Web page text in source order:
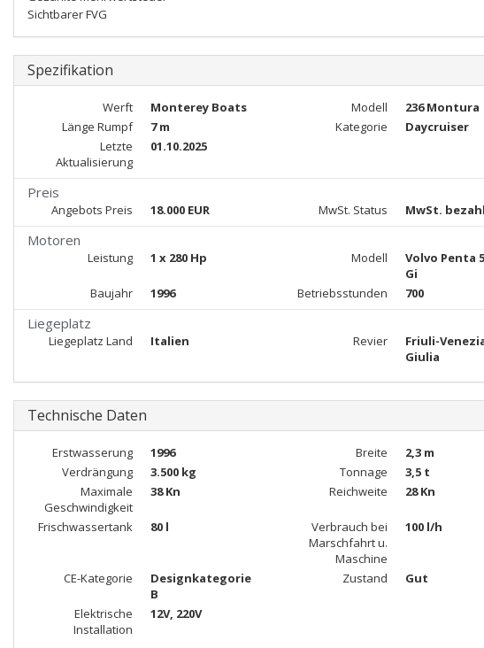
Sichtbarer FVG
Spezifikation
Werft Monterey Boats Modell 236 Montura
Länge Rumpf
7 m Kategorie Daycruiser
Letzte
Aktualisierung
01.10.2025
Preis
Angebots Preis 18.000 EUR MwSt. Status MwSt.
Motoren
Leistung 1 x 280 Hp Modell
Volvo Penta
Gi
Baujahr 1996 Betriebsstunden 700
Liegeplatz
Liegeplatz Land Italien Revier
Friuli-
Giulia
Technische Daten
Erstwasserung 1996 Breite 2,3 m
Verdrängung
3.500 kg Tonnage 3,5 t
Maximale
Geschwindigkeit
38 Kn Reichweite 28 Kn
Frischwassertank 80 l
Verbrauch bei
Marschfahrt u.
Maschine
100 l/h
CE-Kategorie
Designkategorie
B
Zustand Gut
Elektrische
Installation
12V, 220V